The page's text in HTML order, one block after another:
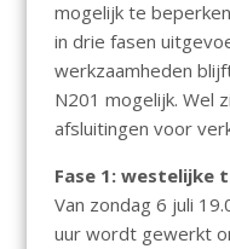
mogelijk te
in drie fasen
werkzaamheden
N201 mogelijk. Wel
afsluitingen voor
Fase 1: westelijke
Van zondag 6 juli
uur wordt gewerkt